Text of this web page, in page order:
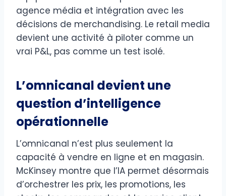
agence média et intégration avec les
décisions de merchandising. Le retail media
devient une activité à piloter comme un
vrai P&L, pas comme un test isolé.
L’omnicanal devient une
question d’intelligence
opérationnelle
L’omnicanal n’est plus seulement la
capacité à vendre en ligne et en magasin.
McKinsey montre que l’IA permet désormais
d’orchestrer les prix, les promotions, les